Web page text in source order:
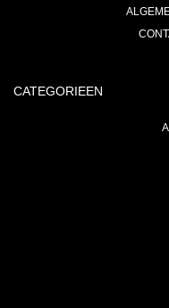
CATEGORIEEN